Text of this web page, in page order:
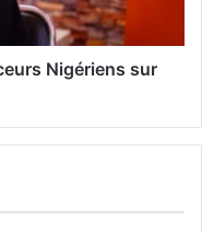
Nigériens sur